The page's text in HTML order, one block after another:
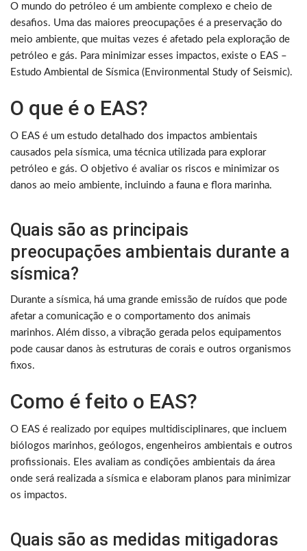
O mundo do petróleo é um ambiente complexo e cheio de
desafios. Uma das maiores preocupações é a preservação do
meio ambiente, que muitas vezes é afetado pela exploração de
petróleo e gás. Para minimizar esses impactos, existe o EAS –
Estudo Ambiental de Sísmica (Environmental Study of Seismic).
O que é o EAS?
O EAS é um estudo detalhado dos impactos ambientais
causados pela sísmica, uma técnica utilizada para explorar
petróleo e gás. O objetivo é avaliar os riscos e minimizar os
danos ao meio ambiente, incluindo a fauna e flora marinha.
Quais são as principais
preocupações ambientais durante a
sísmica?
Durante a sísmica, há uma grande emissão de ruídos que pode
afetar a comunicação e o comportamento dos animais
marinhos. Além disso, a vibração gerada pelos equipamentos
pode causar danos às estruturas de corais e outros organismos
fixos.
Como é feito o EAS?
O EAS é realizado por equipes multidisciplinares, que incluem
biólogos marinhos, geólogos, engenheiros ambientais e outros
profissionais. Eles avaliam as condições ambientais da área
onde será realizada a sísmica e elaboram planos para minimizar
os impactos.
Quais são as medidas mitigadoras